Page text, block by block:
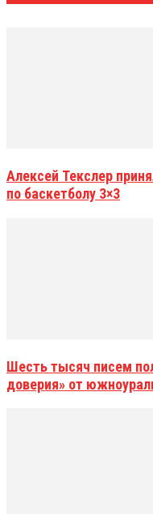
Алексей Текслер
по баскетболу 3×3
Шесть тысяч писем
доверия» от